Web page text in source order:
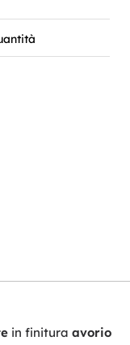
in finitura avorio